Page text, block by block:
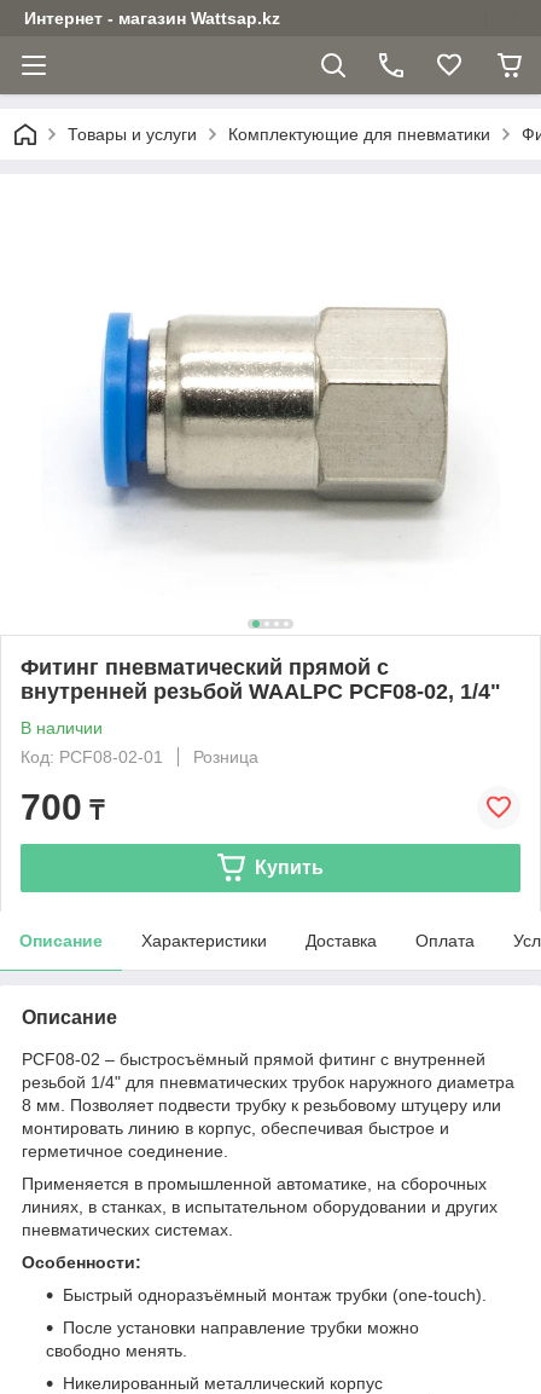
Интернет - магазин Wattsap.kz
Товары и услуги Комплектующие для пневматики
Фитинг пневматический прямой с
внутренней резьбой WAALPC PCF08-02, 1/4"
В наличии
Код: PCF08-02-01
Розница
700 ₸
Купить
Описание Характеристики Доставка Оплата
Описание
PCF08-02 – быстросъёмный прямой фитинг с внутренней
резьбой 1/4" для пневматических трубок наружного диаметра
8 мм. Позволяет подвести трубку к резьбовому штуцеру или
монтировать линию в корпус, обеспечивая быстрое и
герметичное соединение.
Применяется в промышленной автоматике, на сборочных
линиях, в станках, в испытательном оборудовании и других
пневматических системах.
Особенности:
Быстрый одноразъёмный монтаж трубки (one-touch).
После установки направление трубки можно
свободно менять.
Никелированный металлический корпус